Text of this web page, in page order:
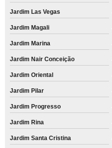
Jardim Las Vegas
Jardim Magali
Jardim Marina
Jardim Nair Conceição
Jardim Oriental
Jardim Pilar
Jardim Progresso
Jardim Rina
Jardim Santa Cristina